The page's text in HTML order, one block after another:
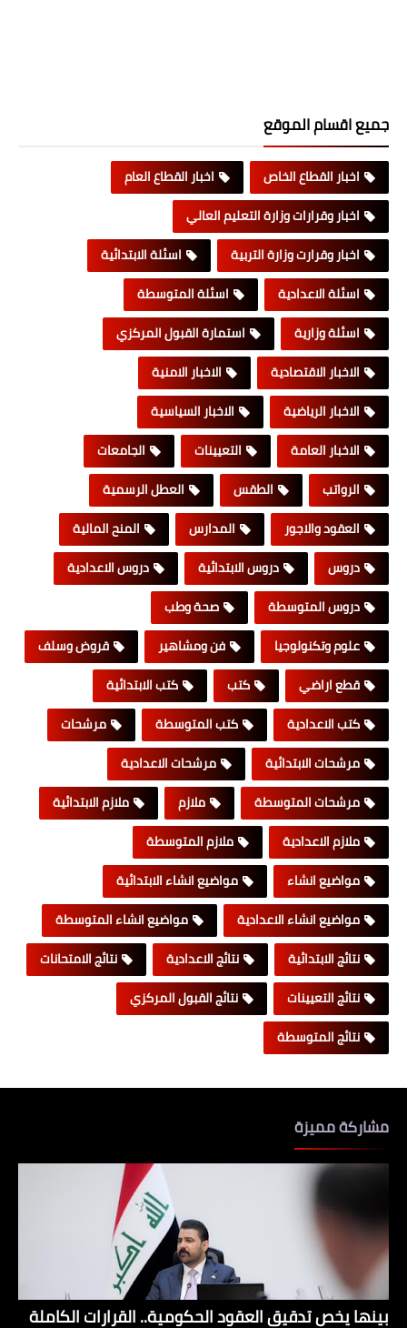
جميع اقسام الموقع
اخبار القطاع الخاص
اخبار القطاع العام
اخبار وقرارات وزارة التعليم العالي
اخبار وقرارت وزارة التربية
اسئلة الابتدائية
اسئلة الاعدادية
اسئلة المتوسطة
اسئلة وزارية
استمارة القبول المركزي
الاخبار الاقتصادية
الاخبار الامنية
الاخبار الرياضية
الاخبار السياسية
الاخبار العامة
التعيينات
الجامعات
الرواتب
الطقس
العطل الرسمية
العقود والاجور
المدارس
المنح المالية
دروس
دروس الابتدائية
دروس الاعدادية
دروس المتوسطة
صحة وطب
علوم وتكنولوجيا
فن ومشاهير
قروض وسلف
قطع اراضي
كتب
كتب الابتدائية
كتب الاعدادية
كتب المتوسطة
مرشحات
مرشحات الابتدائية
مرشحات الاعدادية
مرشحات المتوسطة
ملازم
ملازم الابتدائية
ملازم الاعدادية
ملازم المتوسطة
مواضيع انشاء
مواضيع انشاء الابتدائية
مواضيع انشاء الاعدادية
مواضيع انشاء المتوسطة
نتائج الابتدائية
نتائج الاعدادية
نتائج الامتحانات
نتائج التعيينات
نتائج القبول المركزي
نتائج المتوسطة
مشاركة مميزة
بينها يخص تدقيق العقود الحكومية.. القرارات الكاملة